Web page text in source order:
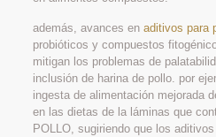
además, avances en aditivos para
probióticos y compuestos
mitigan los problemas de
inclusión de harina de pollo. por
ingesta de alimentación mejorada
en las dietas de la láminas que
POLLO, sugiriendo que los